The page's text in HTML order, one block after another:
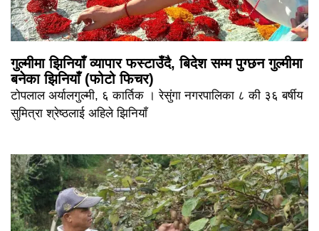
गुल्मीमा झिनियाँ व्यापार फस्टाउँदै, बिदेश सम्म पुग्छन गुल्मीमा
बनेका झिनियाँ (फोटो फिचर)
टोपलाल अर्यालगुल्मी, ६ कार्तिक । रेसुंगा नगरपालिका ८ की ३६ बर्षीय
सुमित्रा श्रेष्ठलाई अहिले झिनियाँ